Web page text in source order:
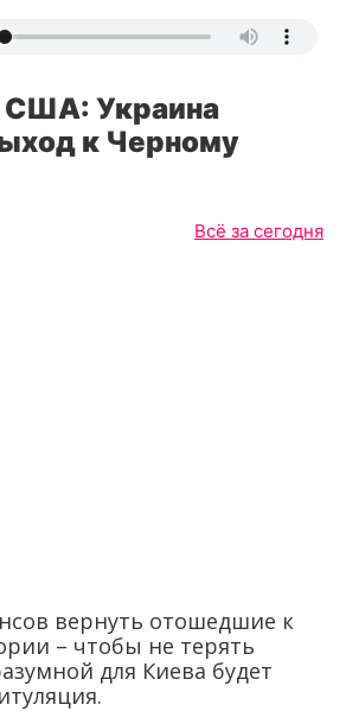
США: Украина
к Черному
Всё за сегодня
вернуть отошедшие к
– чтобы не терять
для Киева будет